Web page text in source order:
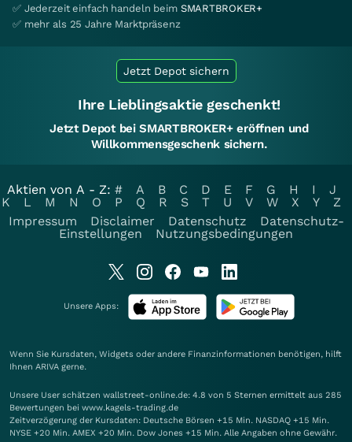
✅ Jederzeit einfach handeln beim SMARTBROKER+
✅ mehr als 25 Jahre Marktpräsenz
Jetzt Depot sichern
Ihre Lieblingsaktie geschenkt!
Jetzt Depot bei SMARTBROKER+ eröffnen und
Willkommensgeschenk sichern.
Aktien von A - Z: # A B C D E F G H I
J
K
L M N O P Q R S T U V W X Y
Z
Impressum
Disclaimer Datenschutz
Datenschutz-
Einstellungen
Nutzungsbedingungen
Unsere Apps:
Wenn Sie Kursdaten, Widgets oder andere Finanzinformationen benötigen, hilft
Ihnen ARIVA gerne.
Unsere User schätzen wallstreet-online.de: 4.8 von 5 Sternen ermittelt aus 285
Bewertungen bei www.kagels-trading.de
Zeitverzögerung der Kursdaten: Deutsche Börsen +15 Min. NASDAQ +15 Min.
NYSE +20 Min. AMEX +20 Min. Dow Jones +15 Min. Alle Angaben ohne Gewähr.